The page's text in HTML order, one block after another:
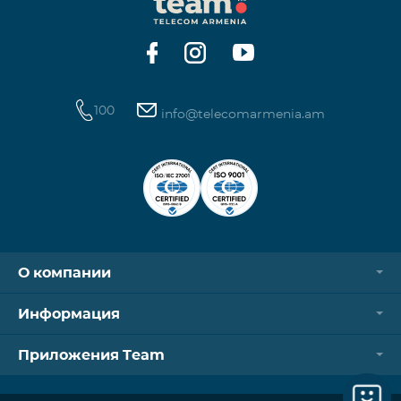
операторов. Для корректной идентификации Wi-
Fi и VPN должны быть отключен
100 info@telecomarmenia.am
О компании
Информация
Приложения Team